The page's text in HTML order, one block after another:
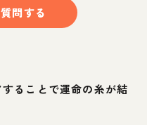
問する
ることで運命の糸が結